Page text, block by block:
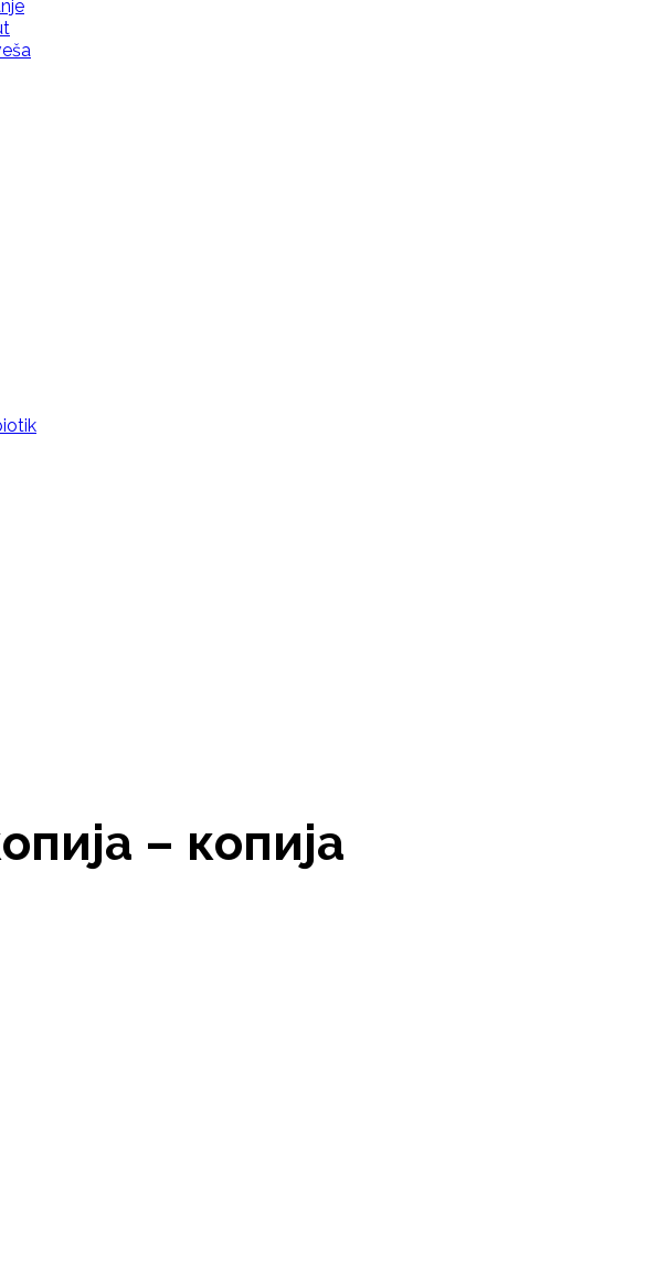
tela i sunčanje) 100ml
za celulit, strije, preventivu i regeneraciju kože 100ml
(gljivice, bakterije i psorijza) 50ml
– копија